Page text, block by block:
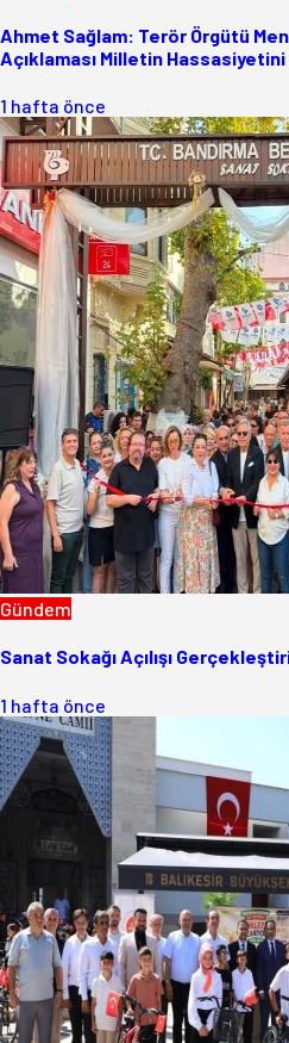
Ahmet Sağlam: Terör Örgütü
Açıklaması Milletin Hassasiyetini
1 hafta önce
Gündem
Sanat Sokağı Açılışı
1 hafta önce